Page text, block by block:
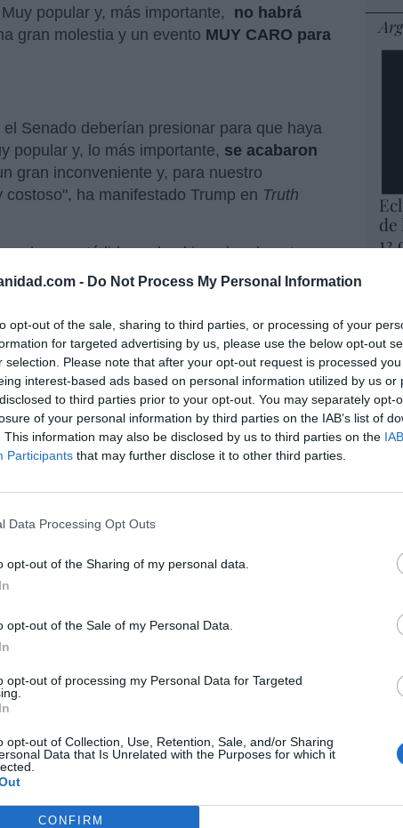
- Do Not Process My Personal Information
opt-out of the sale, sharing to third parties, or processing of your
for targeted advertising by us, please use the below opt-out
selection. Please note that after your opt-out request is processed
interest-based ads based on personal information utilized by us or
to third parties prior to your opt-out. You may separately opt-
of your personal information by third parties on the IAB’s list of
This information may also be disclosed by us to third parties on the
Participants that may further disclose it to other third parties.
Data Processing Opt Outs
opt-out of the Sharing of my personal data.
opt-out of the Sale of my Personal Data.
opt-out of processing my Personal Data for Targeted
opt-out of Collection, Use, Retention, Sale, and/or Sharing
Data that Is Unrelated with the Purposes for which it
CONFIRM
popular y, más importante,
no habrá
gran molestia y un evento MUY CARO para
Senado deberían presionar para que haya
popular y, lo más importante, se acabaron
gran inconveniente y, para nuestro
ha manifestado Trump en Truth
el que está liderando el impulso de esta
de vivir a oscuras, quieren más horas de luz
poner fin al cambio horario que busca
este artículo?
newsletter y recibe cada dia
destacado de Hispanidad
de
12
y